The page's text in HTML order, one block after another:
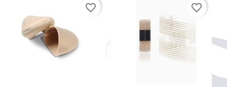
favorite_border favorite_border